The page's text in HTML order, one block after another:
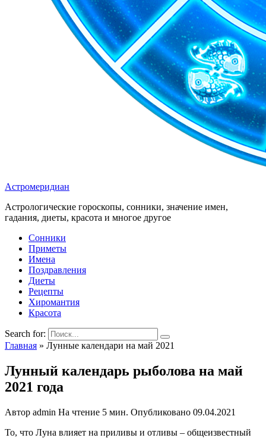
Астромеридиан
Астрологические гороскопы, сонники, значение имен,
гадания, диеты, красота и многое другое
Сонники
Приметы
Имена
Поздравления
Диеты
Рецепты
Хиромантия
Красота
Search for:
Главная » Лунные календари на май 2021
Лунный календарь рыболова на май
2021 года
Автор admin На чтение 5 мин. Опубликовано 09.04.2021
То, что Луна влияет на приливы и отливы – общеизвестный